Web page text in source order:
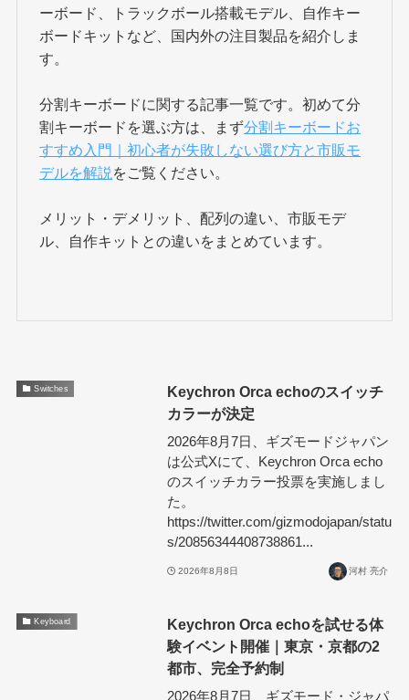
ーボード、トラックボール搭載モデル、自作キー
ボードキットなど、国内外の注目製品を紹介しま
す。
分割キーボードに関する記事一覧です。初めて分
割キーボードを選ぶ方は、まず分割キーボードお
すすめ入門｜初心者が失敗しない選び方と市販モ
デルを解説 をご覧ください。
メリット・デメリット、配列の違い、市販モデ
ル、自作キットとの違いをまとめています。
Switches
Keychron Orca echoのスイッチ
カラーが決定
2026年8月7日、ギズモードジャパン
は公式Xにて、Keychron Orca echo
のスイッチカラー投票を実施しまし
た。
https://twitter.com/gizmodojapan/statu
s/20856344408738861...
2026年8月8日 河村 亮介
Keyboard
Keychron Orca echoを試せる体
験イベント開催｜東京・京都の2
都市、完全予約制
2026年8月7日、ギズモード・ジャパ